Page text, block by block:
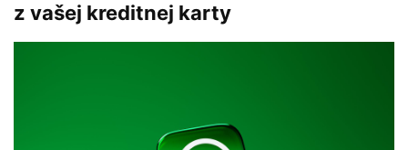
z vašej kreditnej karty